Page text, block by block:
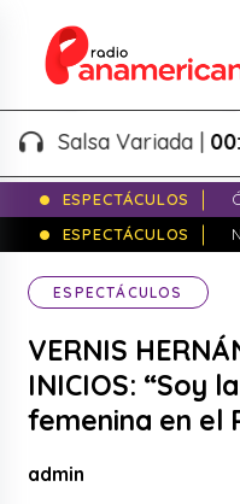
Salsa Variada |
ESPECTÁCULOS
ESPECTÁCULOS
ESPECTÁCULOS
VERNIS
INICIOS: “Soy
femenina en el
admin